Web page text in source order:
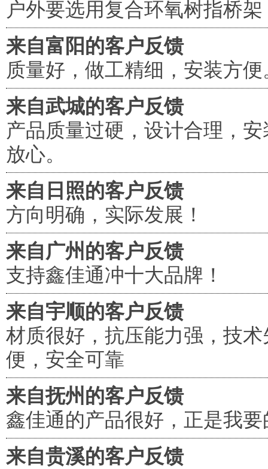
户外要选用复合环氧树指桥架
来自富阳的客户反馈
质量好，做工精细，安装方便
来自武城的客户反馈
产品质量过硬，设计合理，
放心。
来自日照的客户反馈
方向明确，实际发展！
来自广州的客户反馈
支持鑫佳通冲十大品牌！
来自宇顺的客户反馈
材质很好，抗压能力强，技
便，安全可靠
来自抚州的客户反馈
鑫佳通的产品很好，正是我要
来自贵溪的客户反馈